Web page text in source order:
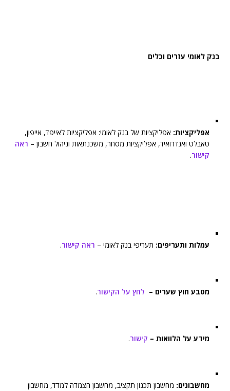
בנק לאומי עזרים וכלים
אפליקציות: אפליקציות של בנק לאומי: אפליקציות לאייפד, אייפון,
טאבלט ואנדרואיד, אפליקציות מסחר, משכנתאות וניהול חשבון – ראה
קישור.
עמלות ותעריפים: תעריפי בנק לאומי – ראה קישור.
מטבע חוץ שערים – לחץ על הקישור.
מידע על הלוואות – קישור.
מחשבונים: מחשבון תכנון תקציב, מחשבון הצמדה למדד, מחשבון